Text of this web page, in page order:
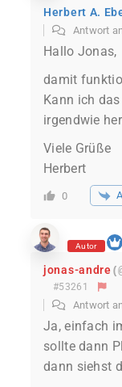
Herbert A.
Antwort
Hallo Jonas,
damit
Kann ich
irgendwie
Viele Grüße
Herbert
0
Autor
jonas-andre
#53261
Antwort
Ja, einfach
sollte dann
dann siehst